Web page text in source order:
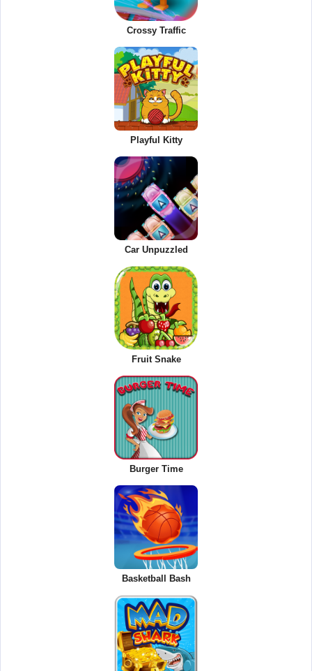
Crossy Traffic
Playful Kitty
Car Unpuzzled
Fruit Snake
Burger Time
Basketball Bash